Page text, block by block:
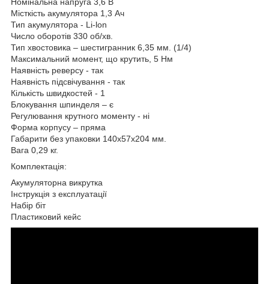
Місткість акумулятора 1,3 Ач
Тип акумулятора - Li-lon
Число оборотів 330 об/хв.
Тип хвостовика – шестигранник 6,35 мм. (1/4)
Максимальний момент, що крутить, 5 Нм
Наявність реверсу - так
Наявність підсвічування - так
Кількість швидкостей - 1
Блокування шпинделя – є
Регулювання крутного моменту - ні
Форма корпусу – пряма
Габарити без упаковки 140х57х204 мм.
Вага 0,29 кг.
Комплектація:
Акумуляторна викрутка
Інструкція з експлуатації
Набір біт
Пластиковий кейс